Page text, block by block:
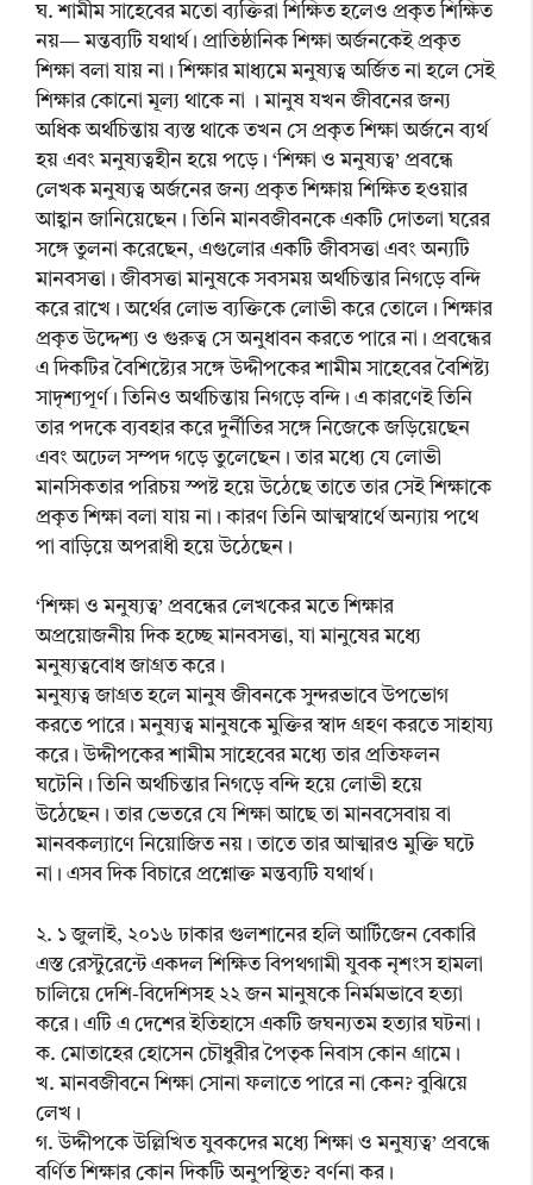
ঘ. শামীম সাহেবের মতো ব্যক্তিরা শিক্ষিত হলেও প্রকৃত শিক্ষিত
নয়— মন্তব্যটি যথার্থ। প্রাতিষ্ঠানিক শিক্ষা অর্জনকেই প্রকৃত
শিক্ষা বলা যায় না। শিক্ষার মাধ্যমে মনুষ্যত্ব অর্জিত না হলে সেই
শিক্ষার কোনো মূল্য থাকে না । মানুষ যখন জীবনের জন্য
অধিক অর্থচিন্তায় ব্যস্ত থাকে তখন সে প্রকৃত শিক্ষা অর্জনে ব্যর্থ
হয় এবং মনুষ্যত্বহীন হয়ে পড়ে। ‘শিক্ষা ও মনুষ্যত্ব’ প্রবন্ধে
লেখক মনুষ্যত্ব অর্জনের জন্য প্রকৃত শিক্ষায় শিক্ষিত হওয়ার
আহ্বান জানিয়েছেন। তিনি মানবজীবনকে একটি দোতলা ঘরের
সঙ্গে তুলনা করেছেন, এগুলোর একটি জীবসত্তা এবং অন্যটি
মানবসত্তা। জীবসত্তা মানুষকে সবসময় অর্থচিন্তার নিগড়ে বন্দি
করে রাখে। অর্থের লোভ ব্যক্তিকে লোভী করে তোলে। শিক্ষার
প্রকৃত উদ্দেশ্য ও গুরুত্ব সে অনুধাবন করতে পারে না। প্রবন্ধের
এ দিকটির বৈশিষ্ট্যের সঙ্গে উদ্দীপকের শামীম সাহেবের বৈশিষ্ট্য
সাদৃশ্যপূর্ণ। তিনিও অর্থচিন্তায় নিগড়ে বন্দি। এ কারণেই তিনি
তার পদকে ব্যবহার করে দুর্নীতির সঙ্গে নিজেকে জড়িয়েছেন
এবং অঢেল সম্পদ গড়ে তুলেছেন। তার মধ্যে যে লোভী
মানসিকতার পরিচয় স্পষ্ট হয়ে উঠেছে তাতে তার সেই শিক্ষাকে
প্রকৃত শিক্ষা বলা যায় না। কারণ তিনি আত্মস্বার্থে অন্যায় পথে
পা বাড়িয়ে অপরাধী হয়ে উঠেছেন।
‘শিক্ষা ও মনুষ্যত্ব’ প্রবন্ধের লেখকের মতে শিক্ষার
অপ্রয়োজনীয় দিক হচ্ছে মানবসত্তা, যা মানুষের মধ্যে
মনুষ্যত্ববোধ জাগ্রত করে।
মনুষ্যত্ব জাগ্রত হলে মানুষ জীবনকে সুন্দরভাবে উপভোগ
করতে পারে। মনুষ্যত্ব মানুষকে মুক্তির স্বাদ গ্রহণ করতে সাহায্য
করে। উদ্দীপকের শামীম সাহেবের মধ্যে তার প্রতিফলন
ঘটেনি। তিনি অর্থচিন্তার নিগড়ে বন্দি হয়ে লোভী হয়ে
উঠেছেন। তার ভেতরে যে শিক্ষা আছে তা মানবসেবায় বা
মানবকল্যাণে নিয়োজিত নয়। তাতে তার আত্মারও মুক্তি ঘটে
না। এসব দিক বিচারে প্রশ্নোক্ত মন্তব্যটি যথার্থ।
২. ১ জুলাই, ২০১৬ ঢাকার গুলশানের হলি আর্টিজেন বেকারি
এস্ত রেস্টুরেন্টে একদল শিক্ষিত বিপথগামী যুবক নৃশংস হামলা
চালিয়ে দেশি-বিদেশিসহ ২২ জন মানুষকে নির্মমভাবে হত্যা
করে। এটি এ দেশের ইতিহাসে একটি জঘন্যতম হত্যার ঘটনা।
ক. মোতাহের হোসেন চৌধুরীর পৈতৃক নিবাস কোন গ্রামে।
খ. মানবজীবনে শিক্ষা সোনা ফলাতে পারে না কেন? বুঝিয়ে
লেখ।
গ. উদ্দীপকে উল্লিখিত যুবকদের মধ্যে শিক্ষা ও মনুষ্যত্ব’ প্রবন্ধে
বর্ণিত শিক্ষার কোন দিকটি অনুপস্থিত? বর্ণনা কর।